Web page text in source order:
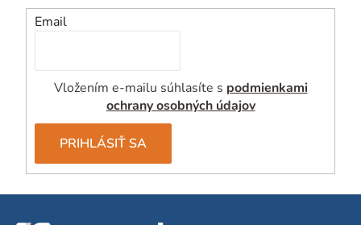
Email
Vložením e-mailu súhlasíte s podmienkami
ochrany osobných údajov
PRIHLÁSIŤ SA